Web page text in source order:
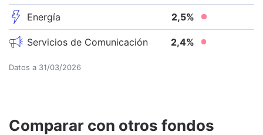
Energía 2,5%
Servicios de Comunicación 2,4%
Datos a 31/03/2026
Comparar con otros fondos